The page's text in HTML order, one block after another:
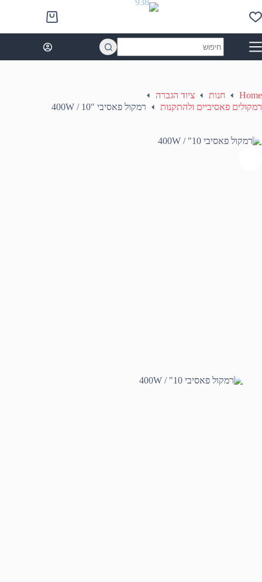
to
content
Shopping
cart
results
Home חנות
ציוד הגברה
רמקולים פאסיביים ולהתקנות
רמקול פאסיבי 10″ / 400W